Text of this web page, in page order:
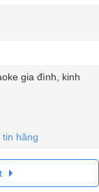
gia đình, kinh
tin hãng